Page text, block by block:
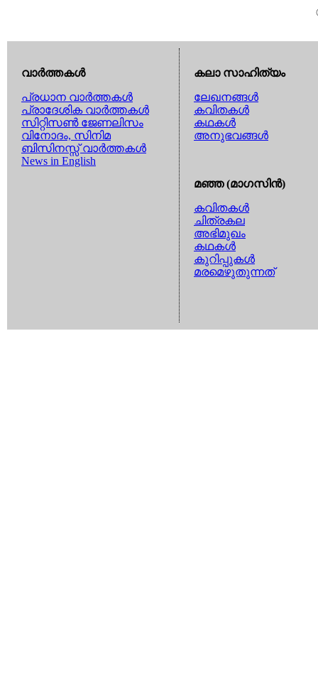
വാര്‍ത്തകള്‍
പ്രധാന വാര്‍ത്തകള്‍
പ്രാദേശിക വാര്‍ത്തകള്‍
സിറ്റിസണ്‍ ജേണലിസം
വിനോദം, സിനിമ
ബിസിനസ്സ് വാര്‍ത്തകള്‍
News in English
കലാ സാഹിത്യം
ലേഖനങ്ങള്‍
കവിതകള്‍
കഥകള്‍
അനുഭവങ്ങള്‍
മഞ്ഞ (മാഗസിന്‍)
കവിതകള്‍
ചിത്രകല
അഭിമുഖം
കഥകള്‍
കുറിപ്പുകള്‍
മരമെഴുതുന്നത്